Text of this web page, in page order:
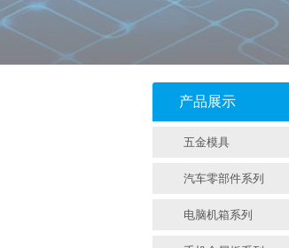
产品展示
五金模具
汽车零部件系列
电脑机箱系列